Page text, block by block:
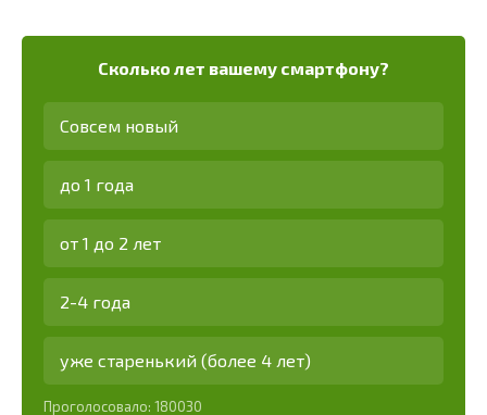
Сколько лет вашему смартфону?
Совсем новый
до 1 года
от 1 до 2 лет
2-4 года
уже старенький (более 4 лет)
Проголосовало: 180030